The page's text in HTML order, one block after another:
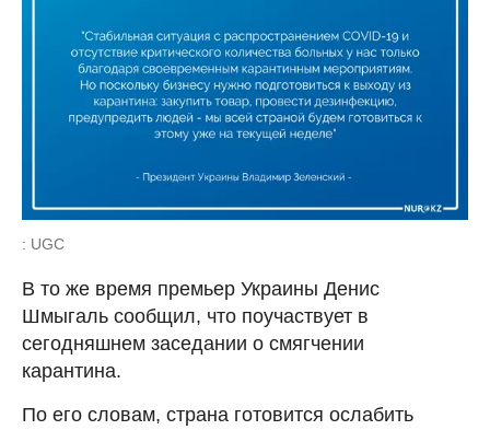
: UGC
В то же время премьер Украины Денис
Шмыгаль сообщил, что поучаствует в
сегодняшнем заседании о смягчении
карантина.
По его словам, страна готовится ослабить